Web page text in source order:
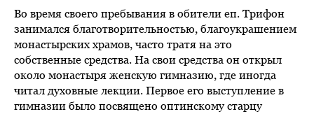
Во время своего пребывания в обители еп. Трифон
занимался благотворительностью, благоукрашением
монастырских храмов, часто тратя на это
собственные средства. На свои средства он открыл
около монастыря женскую гимназию, где иногда
читал духовные лекции. Первое его выступление в
гимназии было посвящено оптинскому старцу